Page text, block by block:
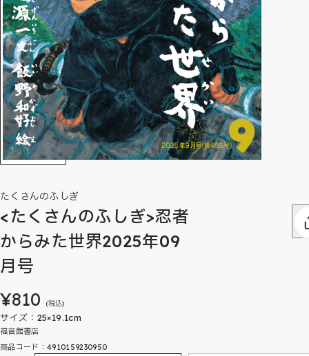
たくさんのふしぎ
<たくさんのふしぎ>忍者
からみた世界2025年09
月号
¥810 (税込)
サイズ：25×19.1cm
福音館書店
商品コード：4910159230950